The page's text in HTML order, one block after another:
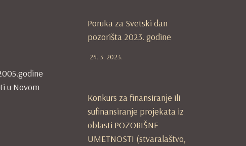
u Novom
Poruka za Svetski dan
pozorišta 2023. godine
24. 3. 2023.
Konkurs za finansiranje ili
sufinansiranje projekata iz
oblasti POZORIŠNE
UMETNOSTI (stvaralaštvo,